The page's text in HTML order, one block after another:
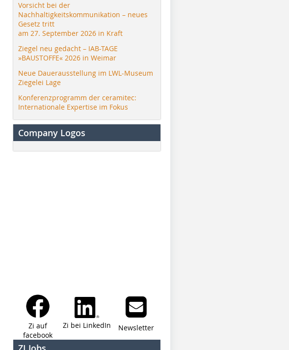
Vorsicht bei der
Nachhaltigkeitskommunikation – neues
Gesetz tritt
am 27. September 2026 in Kraft
Ziegel neu gedacht – IAB-TAGE
»BAUSTOFFE« 2026 in Weimar
Neue Dauerausstellung im LWL-Museum
Ziegelei Lage
Konferenzprogramm der ceramitec:
Internationale Expertise im Fokus
Company Logos
Zi auf
facebook
Zi bei LinkedIn Newsletter